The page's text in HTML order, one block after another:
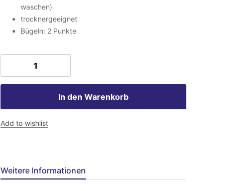
waschen)
trocknergeeignet
Bügeln: 2 Punkte
In den Warenkorb
Add to wishlist
Weitere Informationen